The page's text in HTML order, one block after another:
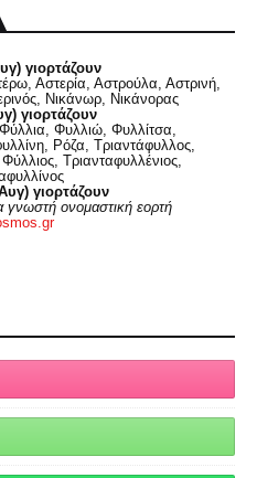
γιορτάζουν
Αστερία, Αστρούλα, Αστρινή,
Νικάνωρ, Νικάνορας
γιορτάζουν
Φυλλιώ, Φυλλίτσα,
Ρόζα, Τριαντάφυλλος,
Τριανταφυλλένιος,
γιορτάζουν
γνωστή ονομαστική εορτή